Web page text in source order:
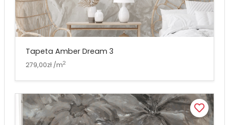
Tapeta Amber Dream 3
279,00zł /m2